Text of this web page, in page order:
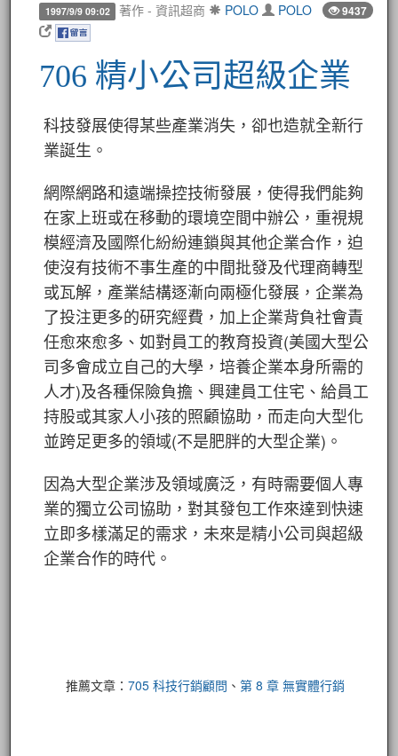
1997/9/9 09:02 著作 - 資訊超商 POLO POLO 9437
706 精小公司超級企業
科技發展使得某些產業消失，卻也造就全新行
業誕生。
網際網路和遠端操控技術發展，使得我們能夠
在家上班或在移動的環境空間中辦公，重視規
模經濟及國際化紛紛連鎖與其他企業合作，迫
使沒有技術不事生產的中間批發及代理商轉型
或瓦解，產業結構逐漸向兩極化發展，企業為
了投注更多的研究經費，加上企業背負社會責
任愈來愈多、如對員工的教育投資(美國大型公
司多會成立自己的大學，培養企業本身所需的
人才)及各種保險負擔、興建員工住宅、給員工
持股或其家人小孩的照顧協助，而走向大型化
並跨足更多的領域(不是肥胖的大型企業)。
因為大型企業涉及領域廣泛，有時需要個人專
業的獨立公司協助，對其發包工作來達到快速
立即多樣滿足的需求，未來是精小公司與超級
企業合作的時代。
推薦文章：705 科技行銷顧問 、第 8 章 無實體行銷